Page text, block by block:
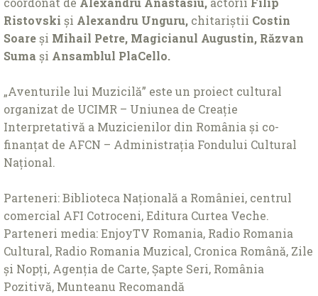
Ristovski și Alexandru Unguru, chitariștii Costin
Soareși Mihail Petre, Magicianul Augustin, Răzvan
Suma și Ansamblul PlaCello.
„Aventurile lui Muzicilă” este un proiect cultural
organizat de UCIMR – Uniunea de Creație
Interpretativă a Muzicienilor din România și co-
finanțat de AFCN – Administrația Fondului Cultural
Național.
Parteneri: Biblioteca Națională a României, centrul
comercial AFI Cotroceni, Editura Curtea Veche.
Parteneri media: EnjoyTV Romania, Radio Romania
Cultural, Radio Romania Muzical, Cronica Română, Zile
și Nopți, Agenția de Carte, Șapte Seri, România
Pozitivă, Munteanu Recomandă